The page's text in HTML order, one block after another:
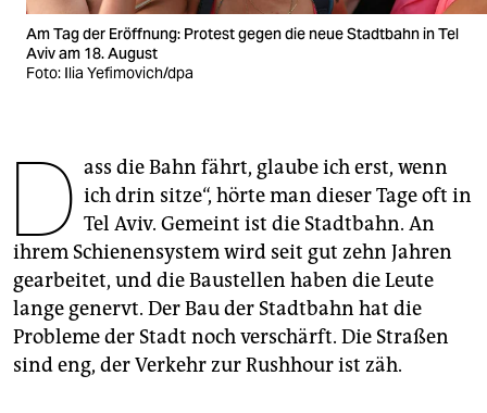
fragen & hilfe
unterstützen
genossenschaft
epaper login
Am Tag der Eröffnung: Protest gegen die neue Stadtbahn in Tel
Aviv am 18. August
Foto: Ilia Yefimovich/dpa
D ass die Bahn fährt, glaube ich erst, wenn
ich drin sitze“, hörte man dieser Tage oft in
Tel Aviv. Gemeint ist die Stadtbahn. An
ihrem Schienensystem wird seit gut zehn Jahren
gearbeitet, und die Baustellen haben die Leute
lange genervt. Der Bau der Stadtbahn hat die
Probleme der Stadt noch verschärft. Die Straßen
sind eng, der Verkehr zur Rushhour ist zäh.